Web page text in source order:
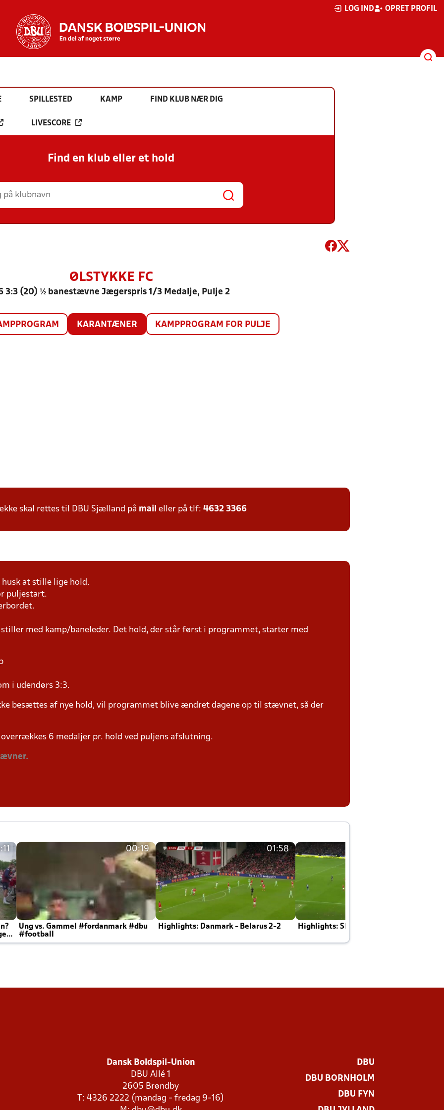
LOG IND OPRET PROFIL
SPILLESTED KAMP FIND KLUB NÆR DIG
LIVESCORE
Find en klub eller et hold
ØLSTYKKE FC
3:3 (20) ½ banestævne Jægerspris 1/3 Medalje, Pulje 2
KARANTÆNER KAMPPROGRAM FOR PULJE
skal rettes til DBU Sjælland på mail eller på tlf: 4632 3366
husk at stille lige hold.
puljestart.
med kamp/baneleder. Det hold, der står først i programmet, starter med
i udendørs 3:3.
besættes af nye hold, vil programmet blive ændret dagene op til stævnet, så der
6 medaljer pr. hold ved puljens afslutning.
00:19
Ung vs. Gammel #fordanmark #dbu
#football
01:58
Highlights: Danmark - Belarus 2-2 Highlights: Skotland - Danmark 4-2
Dansk Boldspil-Union
DBU Allé 1
2605 Brøndby
T: 4326 2222 (mandag - fredag 9-16)
DBU
DBU BORNHOLM
DBU FYN